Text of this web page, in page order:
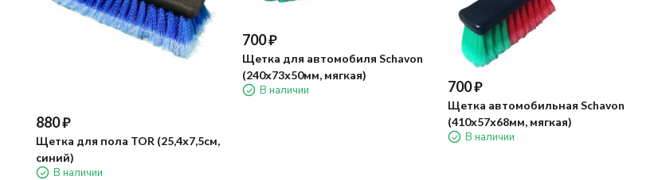
880₽
Щетка для пола TOR (25,4х7,5см,
синий)
В наличии
700₽
Щетка для автомобиля Schavon
(240х73х50мм, мягкая)
В наличии 700₽
Щетка автомобильная Schavon
(410х57х68мм, мягкая)
В наличии